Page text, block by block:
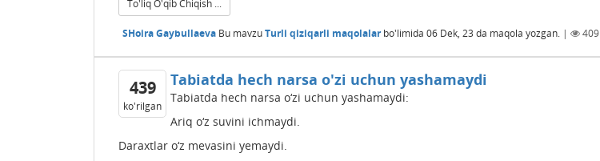
To'liq O'qib Chiqish ...
SHoira Gaybullaeva Bu mavzuTurli qiziqarli maqolalarbo'limida 06 Dek, 23 da maqola yozgan. | 409
439
ko'rilgan
Tabiatda hech narsa o'zi uchun yashamaydi
Tabiatda hech narsa o‘zi uchun yashamaydi:
Ariq o‘z suvini ichmaydi.
Daraxtlar o‘z mevasini yemaydi.